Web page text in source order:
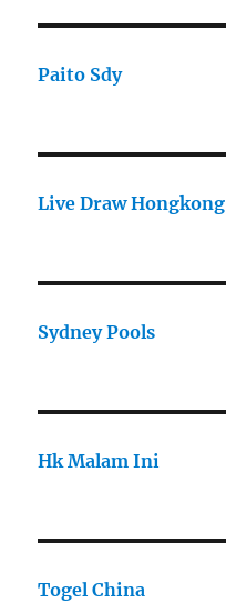
Paito Sdy
Live Draw Hongkong
Sydney Pools
Hk Malam Ini
Togel China